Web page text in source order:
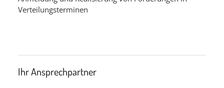
Verteilungsterminen
Ihr Ansprechpartner